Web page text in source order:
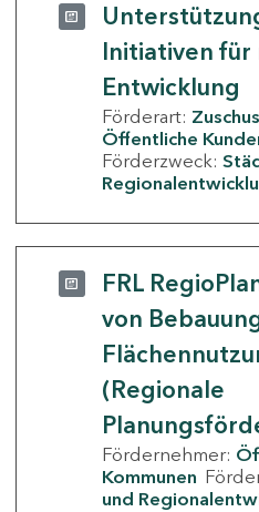
Initiativen für
Entwicklung
Förderart:
Öffentliche
Förderzweck:
FRL
von
(Regionale
Fördernehmer:
Kommunen
und